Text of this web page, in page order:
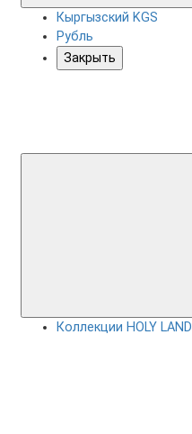
Кыргызский KGS
Рубль
Закрыть
Коллекции HOLY LAND